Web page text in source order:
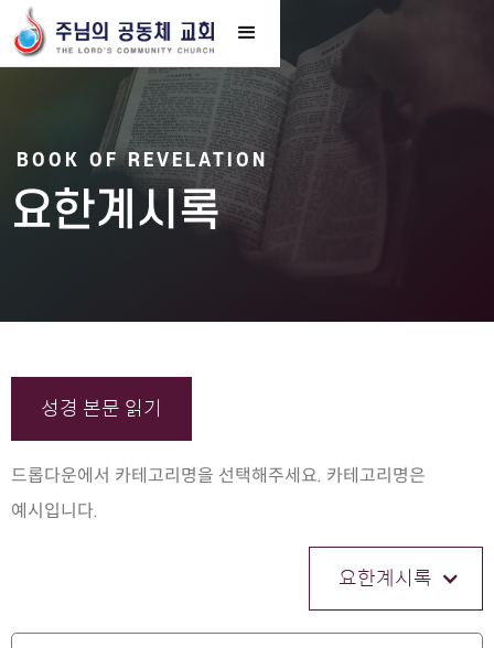
BOOK OF REVELATION
요한계시록
성경 본문 읽기
드롭다운에서 카테고리명을 선택해주세요. 카테고리명은
예시입니다.
요한계시록